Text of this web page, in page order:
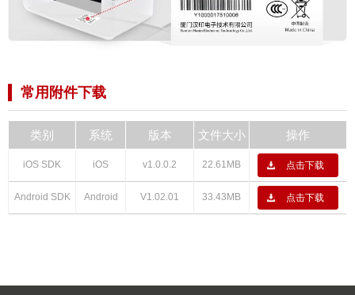
常用附件下载
类别 系统 版本 文件大小 操作
iOS SDK iOS v1.0.0.2 22.61MB 点击下载
Android SDK Android V1.02.01 33.43MB 点击下载